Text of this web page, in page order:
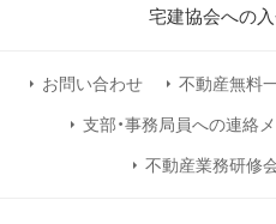
宅建協会への
お問い合わせ 不動産無料
支部・事務局員への連絡
不動産業務研修